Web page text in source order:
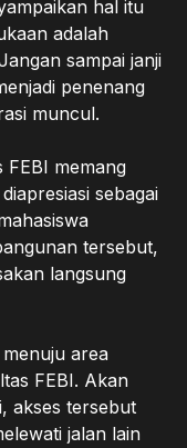
hal itu
adalah
sampai janji
penenang
muncul.
FEBI memang
sebagai
tersebut,
langsung
area
FEBI. Akan
akses tersebut
jalan lain